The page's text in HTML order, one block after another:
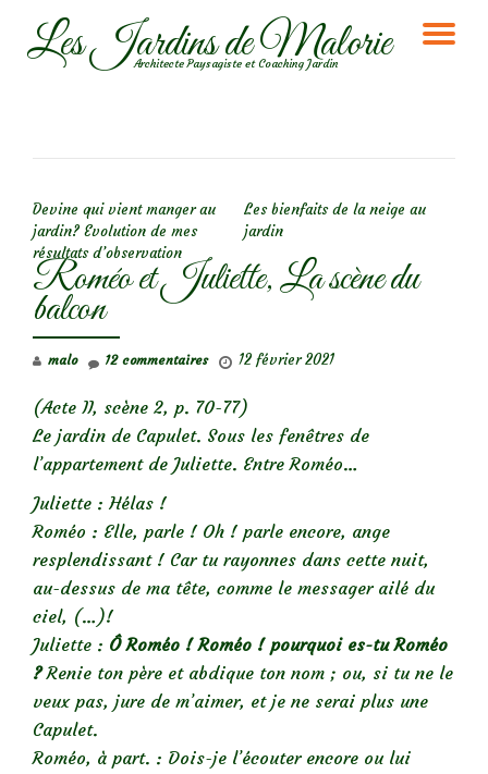
AllerLes Jardins de Malorie
Architecte Paysagiste et Coaching Jardin
Devine qui vient manger au
jardin? Evolution de mes
résultats d’observation
Les bienfaits de la neige au
jardin
Roméo et Juliette, La scène du
balcon
malo 12 février 2021
12 commentaires
(Acte II, scène 2, p. 70-77)
Le jardin de Capulet. Sous les fenêtres de
l’appartement de Juliette. Entre Roméo…
Juliette : Hélas !
Roméo : Elle, parle ! Oh ! parle encore, ange
resplendissant ! Car tu rayonnes dans cette nuit,
au-dessus de ma tête, comme le messager ailé du
ciel, (…)!
Juliette : Ô Roméo ! Roméo ! pourquoi es-tu Roméo
?Renie ton père et abdique ton nom ; ou, si tu ne le
veux pas, jure de m’aimer, et je ne serai plus une
Capulet.
Roméo, à part. : Dois-je l’écouter encore ou lui